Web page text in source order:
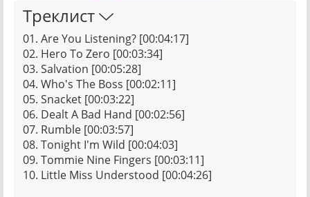
Треклист
01. Are You Listening? [00:04:17]
02. Hero To Zero [00:03:34]
03. Salvation [00:05:28]
04. Who's The Boss [00:02:11]
05. Snacket [00:03:22]
06. Dealt A Bad Hand [00:02:56]
07. Rumble [00:03:57]
08. Tonight I'm Wild [00:04:03]
09. Tommie Nine Fingers [00:03:11]
10. Little Miss Understood [00:04:26]